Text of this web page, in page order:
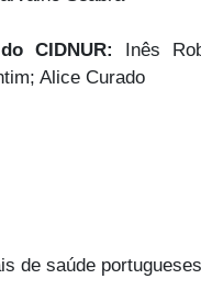
CIDNUR:
Inês
Alice Curado
de saúde